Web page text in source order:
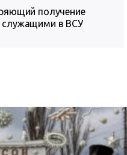
получение
служащими в ВСУ